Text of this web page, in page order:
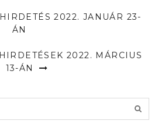
2022. JANUÁR 23-
ÁN
2022. MÁRCIUS
13-ÁN